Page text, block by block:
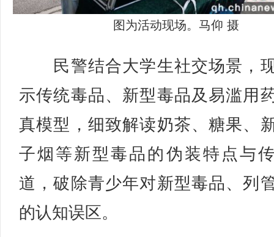
图为活动现场。马仰 摄
民警结合大学生社交场景，
示传统毒品、新型毒品及易滥用
真模型，细致解读奶茶、糖果、
子烟等新型毒品的伪装特点与
道，破除青少年对新型毒品、列
的认知误区。